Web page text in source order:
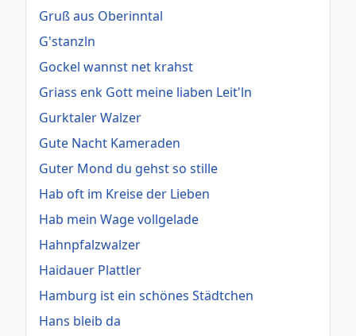
Gruß aus Oberinntal
G'stanzln
Gockel wannst net krahst
Griass enk Gott meine liaben Leit'ln
Gurktaler Walzer
Gute Nacht Kameraden
Guter Mond du gehst so stille
Hab oft im Kreise der Lieben
Hab mein Wage vollgelade
Hahnpfalzwalzer
Haidauer Plattler
Hamburg ist ein schönes Städtchen
Hans bleib da